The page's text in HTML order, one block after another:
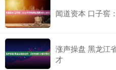
闻道资本 口子窖
涨声操盘 黑龙江
才